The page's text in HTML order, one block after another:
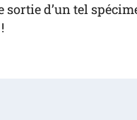
sortie d’un tel